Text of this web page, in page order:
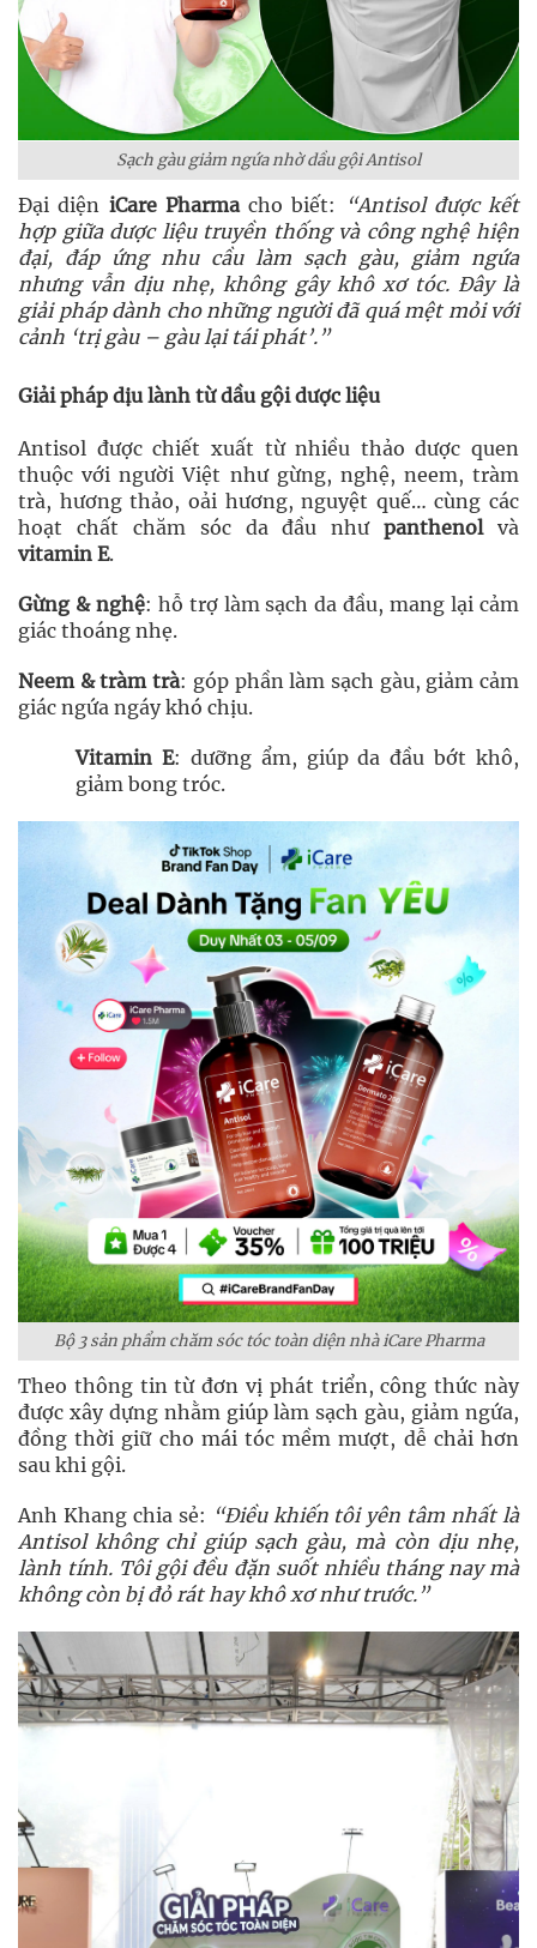
Sạch gàu giảm ngứa nhờ dầu gội Antisol
Đại diện iCare Pharmacho biết:
“Antisol được kết
hợp giữa dược liệu truyền thống và công nghệ hiện
đại, đáp ứng nhu cầu làm sạch gàu, giảm ngứa
nhưng vẫn dịu nhẹ, không gây khô xơ tóc. Đây là
giải pháp dành cho những người đã quá mệt mỏi với
cảnh ‘trị gàu – gàu lại tái phát’.”
Giải pháp dịu lành từ dầu gội dược liệu
Antisol được chiết xuất từ nhiều thảo dược quen
thuộc với người Việt như gừng, nghệ, neem, tràm
trà, hương thảo, oải hương, nguyệt quế… cùng các
hoạt chất chăm sóc da đầu nhưpanthenolvà
vitamin E.
Gừng & nghệ: hỗ trợ làm sạch da đầu, mang lại cảm
giác thoáng nhẹ.
Neem & tràm trà: góp phần làm sạch gàu, giảm cảm
giác ngứa ngáy khó chịu.
Vitamin E: dưỡng ẩm, giúp da đầu bớt khô,
giảm bong tróc.
Bộ 3 sản phẩm chăm sóc tóc toàn diện nhà iCare Pharma
Theo thông tin từ đơn vị phát triển, công thức này
được xây dựng nhằm giúp làm sạch gàu, giảm ngứa,
đồng thời giữ cho mái tóc mềm mượt, dễ chải hơn
sau khi gội.
Anh Khang chia sẻ: “Điều khiến tôi yên tâm nhất là
Antisol không chỉ giúp sạch gàu, mà còn dịu nhẹ,
lành tính. Tôi gội đều đặn suốt nhiều tháng nay mà
không còn bị đỏ rát hay khô xơ như trước.”